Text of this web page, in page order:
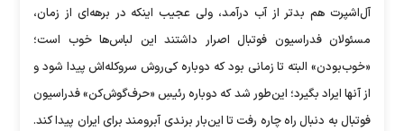
آل‌اشپرت هم بدتر از آب درآمد، ولی عجیب اینکه در برهه‌ای از زمان،
مسئولان فدراسیون فوتبال اصرار داشتند این لباس‌ها خوب است؛
«خوب‌بودن» البته تا زمانی بود که دوباره کی‌روش سروکله‌اش پیدا شود و
از آنها ایراد بگیرد؛ این‌طور شد که دوباره رئیسِ «حرف‌گوش‌کن» فدراسیون
فوتبال به دنبال راه چاره رفت تا این‌بار برندی آبرومند برای ایران پیدا کند.